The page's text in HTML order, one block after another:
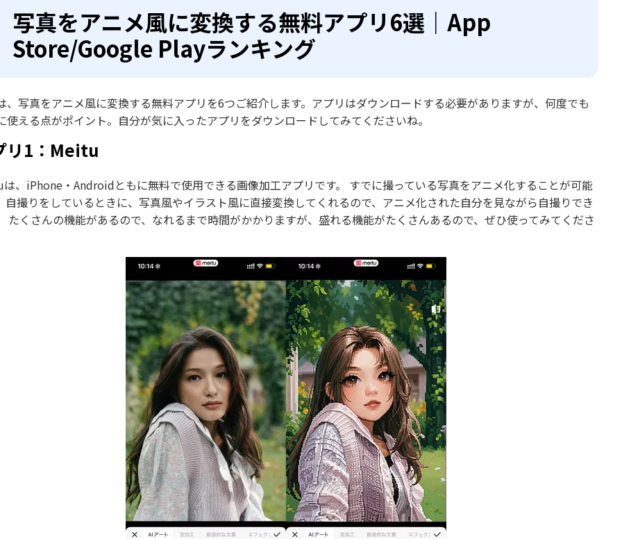
写真をアニメ風に変換する無料アプリ6選｜App
Store/Google Playランキング
、写真をアニメ風に変換する無料アプリを6つご紹介します。アプリはダウンロードする必要がありますが、何度でも
使える点がポイント。自分が気に入ったアプリをダウンロードしてみてくださいね。
リ1：Meitu
、iPhone・Androidともに無料で使用できる画像加工アプリです。 すでに撮っている写真をアニメ化することが可能
自撮りをしているときに、写真風やイラスト風に直接変換してくれるので、アニメ化された自分を見ながら自撮りでき
たくさんの機能があるので、なれるまで時間がかかりますが、盛れる機能がたくさんあるので、ぜひ使ってみてくださ